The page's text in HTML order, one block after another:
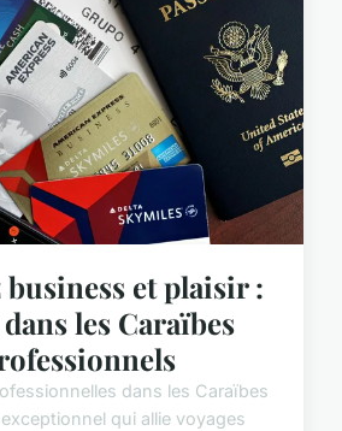
et plaisir :
les Caraïbes
dans les Caraïbes
qui allie voyages